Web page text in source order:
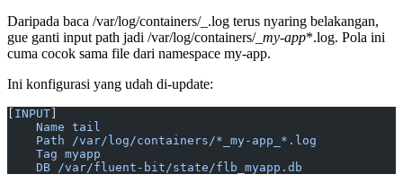
Daripada baca /var/log/containers/_.log terus nyaring belakangan,
gue ganti input path jadi /var/log/containers/_ my-app*.log. Pola ini
cuma cocok sama file dari namespace my-app.
Ini konfigurasi yang udah di-update:
INPUT
    Name tail
    Path /var/log/containers/*_my-app_*.log
    Tag myapp
    DB /var/fluent-bit/state/flb_myapp.db